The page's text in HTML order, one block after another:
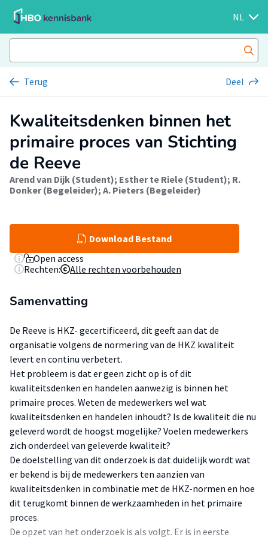
NL
Terug Deel
Kwaliteitsdenken binnen het
primaire proces van Stichting
de Reeve
Arend van Dijk (Student); Esther te Riele (Student); R.
Donker (Begeleider); A. Pieters (Begeleider)
Download Bestand
Open access
Rechten:
Alle rechten voorbehouden
Samenvatting
De Reeve is HKZ- gecertificeerd, dit geeft aan dat de
organisatie volgens de normering van de HKZ kwaliteit
levert en continu verbetert.
Het probleem is dat er geen zicht op is of dit
kwaliteitsdenken en handelen aanwezig is binnen het
primaire proces. Weten de medewerkers wel wat
kwaliteitsdenken en handelen inhoudt? Is de kwaliteit die nu
geleverd wordt de hoogst mogelijke? Voelen medewerkers
zich onderdeel van geleverde kwaliteit?
De doelstelling van dit onderzoek is dat duidelijk wordt wat
er bekend is bij de medewerkers ten aanzien van
kwaliteitsdenken in combinatie met de HKZ-normen en hoe
dit terugkomt binnen de werkzaamheden in het primaire
proces.
De opzet van het onderzoek is als volgt. Er is in eerste